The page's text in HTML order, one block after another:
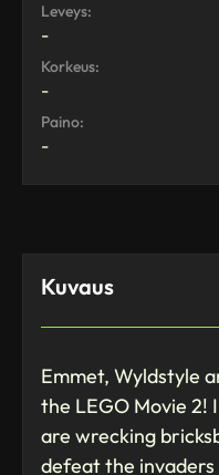
Leveys:
-
Korkeus:
-
Paino:
-
Kuvaus
Emmet, Wyldstyle
the LEGO Movie 2!
are wrecking
defeat the invaders